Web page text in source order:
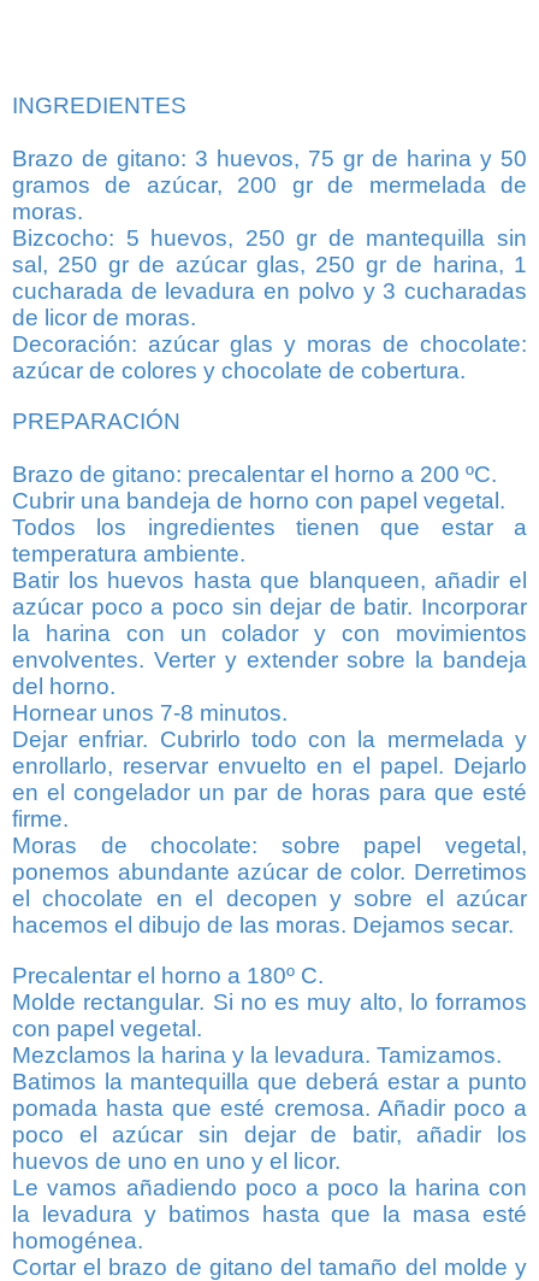
INGREDIENTES
Brazo de gitano: 3 huevos, 75 gr de harina y 50
gramos de azúcar, 200 gr de mermelada de
moras.
Bizcocho: 5 huevos, 250 gr de mantequilla sin
sal, 250 gr de azúcar glas, 250 gr de harina, 1
cucharada de levadura en polvo y 3 cucharadas
de licor de moras.
Decoración: azúcar glas y moras de chocolate:
azúcar de colores y chocolate de cobertura.
PREPARACIÓN
Brazo de gitano: precalentar el horno a 200 ºC.
Cubrir una bandeja de horno con papel vegetal.
Todos los ingredientes tienen que estar a
temperatura ambiente.
Batir los huevos hasta que blanqueen, añadir el
azúcar poco a poco sin dejar de batir. Incorporar
la harina con un colador y con movimientos
envolventes. Verter y extender sobre la bandeja
del horno.
Hornear unos 7-8 minutos.
Dejar enfriar. Cubrirlo todo con la mermelada y
enrollarlo, reservar envuelto en el papel. Dejarlo
en el congelador un par de horas para que esté
firme.
Moras de chocolate: sobre papel vegetal,
ponemos abundante azúcar de color. Derretimos
el chocolate en el decopen y sobre el azúcar
hacemos el dibujo de las moras. Dejamos secar.
Precalentar el horno a 180º C.
Molde rectangular. Si no es muy alto, lo forramos
con papel vegetal.
Mezclamos la harina y la levadura. Tamizamos.
Batimos la mantequilla que deberá estar a punto
pomada hasta que esté cremosa. Añadir poco a
poco el azúcar sin dejar de batir, añadir los
huevos de uno en uno y el licor.
Le vamos añadiendo poco a poco la harina con
la levadura y batimos hasta que la masa esté
homogénea.
Cortar el brazo de gitano del tamaño del molde y